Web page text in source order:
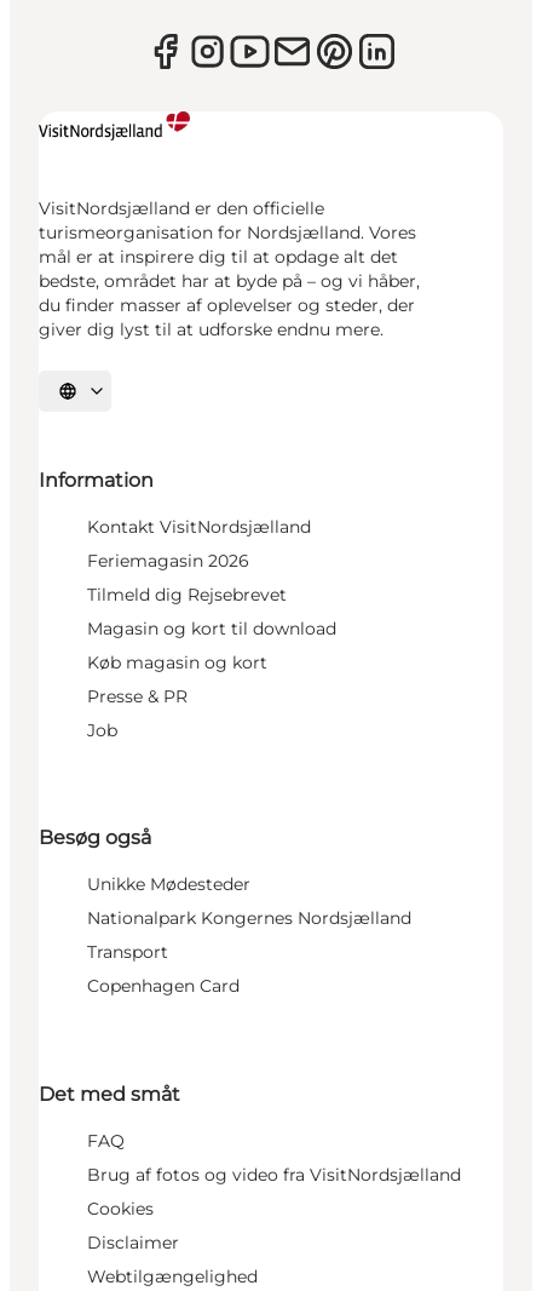
VisitNordsjælland er den officielle
turismeorganisation for Nordsjælland. Vores
mål er at inspirere dig til at opdage alt det
bedste, området har at byde på – og vi håber,
du finder masser af oplevelser og steder, der
giver dig lyst til at udforske endnu mere.
Vælg sprog
Information
Kontakt VisitNordsjælland
Feriemagasin 2026
Tilmeld dig Rejsebrevet
Magasin og kort til download
Køb magasin og kort
Presse & PR
Job
Besøg også
Unikke Mødesteder
Nationalpark Kongernes Nordsjælland
Transport
Copenhagen Card
Det med småt
FAQ
Brug af fotos og video fra VisitNordsjælland
Cookies
Disclaimer
Webtilgængelighed